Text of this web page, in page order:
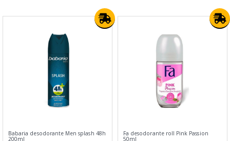
Babaria desodorante Men splash 48h
200ml
Fa desodorante roll Pink Passion
50ml